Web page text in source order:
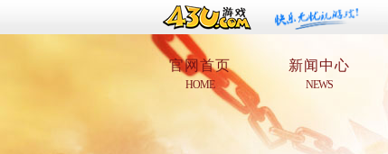
官网首页
HOME
新闻中心
NEWS